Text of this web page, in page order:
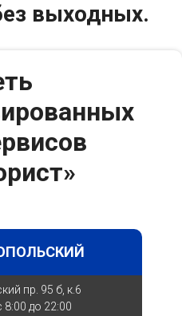
выходных.
пр. 95 б, к.6
8:00 до 22:00